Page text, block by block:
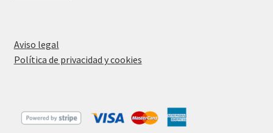
Aviso legal
Política de privacidad y cookies